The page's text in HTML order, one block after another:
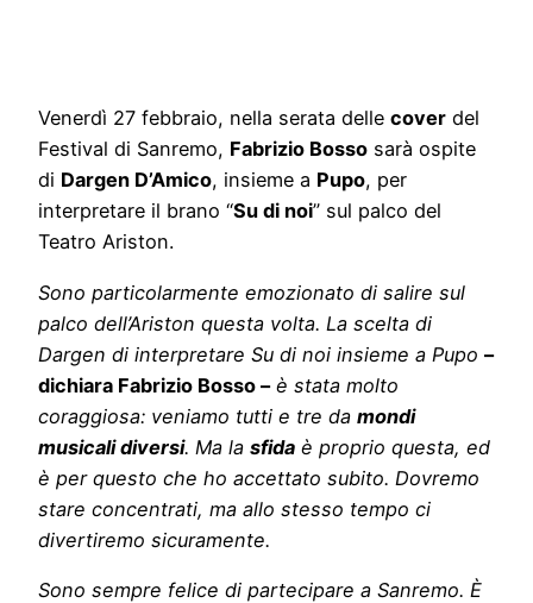
Venerdì 27 febbraio, nella serata delle cover del
Festival di Sanremo, Fabrizio Bosso sarà ospite
di Dargen D’Amico, insieme a Pupo, per
interpretare il brano “Su di noi” sul palco del
Teatro Ariston.
Sono particolarmente emozionato di salire sul
palco dell’Ariston questa volta. La scelta di
Dargen di interpretare Su di noi insieme a Pupo –
dichiara Fabrizio Bosso –è stata molto
coraggiosa: veniamo tutti e tre da mondi
musicali diversi. Ma la sfida è proprio questa, ed
è per questo che ho accettato subito. Dovremo
stare concentrati, ma allo stesso tempo ci
divertiremo sicuramente.
Sono sempre felice di partecipare a Sanremo. È